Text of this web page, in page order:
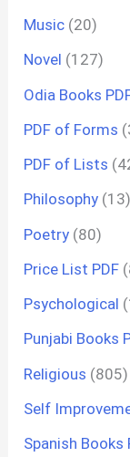
Music (20)
Novel (127)
Odia Books
PDF of Forms
PDF of Lists
Philosophy (13)
Poetry (80)
Price List PDF
Psychological
Punjabi Books
Religious (805)
Self
Spanish Books